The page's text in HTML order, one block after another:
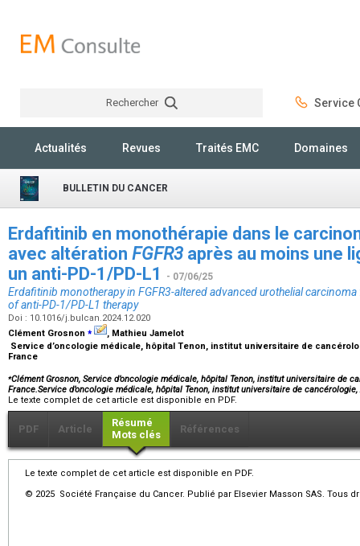
Rechercher Service
Actualités Revues Traités EMC Domaines
BULLETIN DU CANCER
Erdafitinib en monothérapie dans le
avec altération FGFR3 après au moins une
un anti-PD-1/PD-L1
- 07/06/25
Erdafitinib monotherapy in FGFR3-altered advanced urothelial
of anti-PD-1/PD-L1 therapy
Doi : 10.1016/j.bulcan.2024.12.020
Clément Grosnon ⁎
, Mathieu Jamelot
Service d’oncologie médicale, hôpital Tenon, institut universitaire de
France
⁎Clément Grosnon, Service d’oncologie médicale, hôpital Tenon, institut universitaire de
France.Service d’oncologie médicale, hôpital Tenon, institut universitaire de
Le texte complet de cet article est disponible en PDF.
PDF Article
Résumé
Mots clés
Références
Le texte complet de cet article est disponible en PDF.
© 2025 Société Française du Cancer. Publié par Elsevier Masson SAS. Tous